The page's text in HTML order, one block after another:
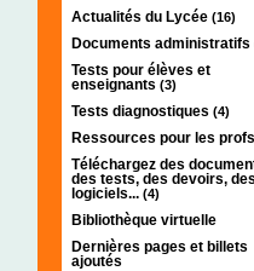
Actualités du Lycée (16)
Documents administratifs
Tests pour élèves et
enseignants (3)
Tests diagnostiques (4)
Ressources pour les profs
Téléchargez des
des tests, des devoirs, des
logiciels... (4)
Bibliothèque virtuelle
Dernières pages et billets
ajoutés